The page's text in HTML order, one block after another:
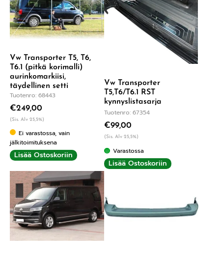
Vw Transporter T5, T6,
T6.1 (pitkä korimalli)
aurinkomarkiisi,
täydellinen setti
Tuotenro: 68443
€249,00
(Sis. Alv 25,5%)
Ei varastossa, vain
jälkitoimituksena
Lisää Ostoskoriin
Vw Transporter
T5,T6/T6.1 RST
kynnyslistasarja
Tuotenro: 67354
€99,00
(Sis. Alv 25,5%)
Varastossa
Lisää Ostoskoriin